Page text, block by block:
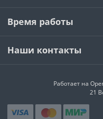
Время работы
Наши контакты
Работает на
21